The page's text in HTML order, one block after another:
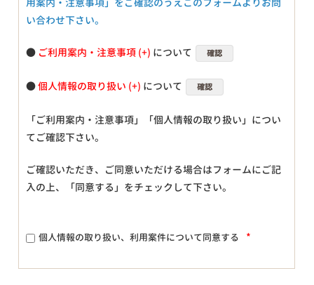
い合わせ下さい。
● ご利用案内・注意事項 について 確認
●個人情報の取り扱い について 確認
「ご利用案内・注意事項」「個人情報の取り扱い」につい
てご確認下さい。
ご確認いただき、ご同意いただける場合はフォームにご記
入の上、「同意する」をチェックして下さい。
個人情報の取り扱い、利用案件について同意する *